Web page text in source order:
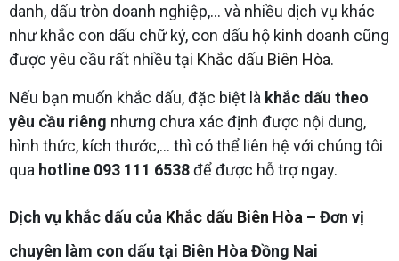
danh, dấu tròn doanh nghiệp,… và nhiều dịch vụ khác
như khắc con dấu chữ ký, con dấu hộ kinh doanh cũng
được yêu cầu rất nhiều tại Khắc dấu Biên Hòa.
Nếu bạn muốn khắc dấu, đặc biệt là khắc dấu theo
yêu cầu riêng nhưng chưa xác định được nội dung,
hình thức, kích thước,… thì có thể liên hệ với chúng tôi
qua hotline 093 111 6538để được hỗ trợ ngay.
Dịch vụ khắc dấu của Khắc dấu Biên Hòa – Đơn vị
chuyên làm con dấu tại Biên Hòa Đồng Nai